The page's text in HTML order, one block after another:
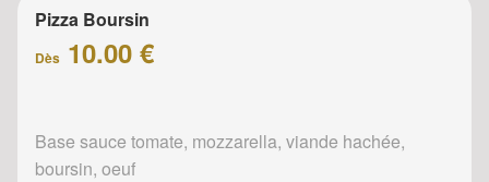
Pizza Boursin
Dès 10.00 €
Base sauce tomate, mozzarella, viande hachée,
boursin, oeuf